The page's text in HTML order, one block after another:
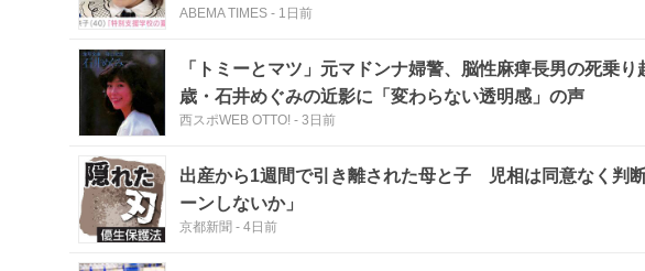
ABEMA TIMES - 1日前
「トミーとマツ」元マドンナ婦警、脳性麻痺長男の死乗
歳・石井めぐみの近影に「変わらない透明感」の声
西スポWEB OTTO! - 3日前
出産から1週間で引き離された母と子 児相は同意なく判
ーンしないか」
京都新聞 - 4日前